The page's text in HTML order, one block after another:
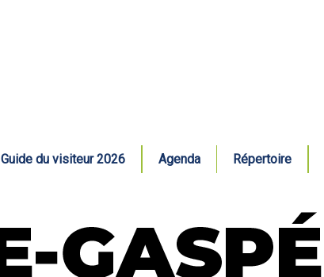
Guide du visiteur 2026 Agenda Répertoire